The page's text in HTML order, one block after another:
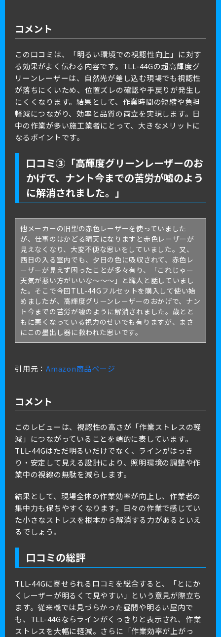
コメント
この口コミは、「明るい環境での視認性向上」に対す
る効果がよく伝わる内容です。TLL-44Gの超高輝度グ
リーンレーザーは、自然光が差し込む現場でも視認性
が落ちにくいため、位置ズレの確認や手戻りが発生し
にくくなります。結果として、作業時間の短縮や負担
軽減につながり、効率と品質の両立を実現します。日
中の作業が多い施工業者にとって、大きなメリットに
なるポイントです。
口コミ③「高輝度グリーンレーザーのお
かげで、ナント今までの苦労が嘘のよう
に解消されました。」
他メーカーの旧型の赤色レーザーを使っていました
が、仕事のはかどる晴天になりますと赤色レーザーが
見えなくなり、大変不便な思いをしていました。 又、
西日の入る室内でも、夕日の色に吸収されて、赤色レ
ーザーが見えず困ったことが多々有り、「これじゃー
天気が悪い方がいいな～～～」と職人と話していまし
た。 そこで今回TLL-44Gフルセットを購入して使い始
めましたが、高輝度グリーンレーザーのおかげで、ナン
ト今までの苦労が嘘のように解消されました。 歳とと
もに悪くなっている視力のせいでも有りますが、まさ
にこの墨出し器に救われた思いです。
引用元： Amazon商品ページ
コメント
このレビューは、視認性の高さが「作業ストレスの軽
減」につながっていることを端的に表しています。
TLL-44Gはただ明るいだけでなく、ラインがはっき
り・安定して見える設計により、照明環境の調整や作
業中の視線の無駄を減らします。
結果として、現場全体の作業効率が向上し、作業者の
集中力も保ちやすくなります。日々の作業で感じてい
た小さなストレスを根本から解消する力があるといえ
るでしょう。
口コミの総評
TLL-44Gに寄せられる口コミを総合すると、「とにか
くレーザーが明るくて見やすい」という意見が際立ち
ます。従来機では見づらかった昼間や明るい屋内で
も、TLL-44Gならラインがくっきりと表示され、作業
ストレスを大幅に軽減。さらに「作業効率が上がっ